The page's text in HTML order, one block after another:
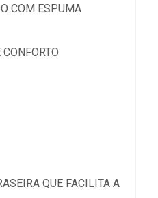
COM ESPUMA
QUE FACILITA A